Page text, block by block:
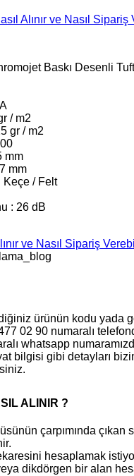
Alınır ve Nasıl
Baskı Desenli
/ m2
gr / m2
mm
mm
Keçe / Felt
: 26 dB
ve Nasıl Sipariş
ürünün kodu yada
02 90 numaralı
whatsapp
bilgisi gibi detayları
ALINIR ?
çarpımında çıkan
hesaplamak
dikdörgen bir alan